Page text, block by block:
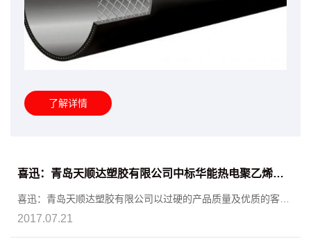
了解详情
喜迅：青岛天顺达塑胶有限公司中标华能热电聚乙烯外护管及电热熔套
喜迅：青岛天顺达塑胶有限公司以过硬的产品质量及优质的客户
服务=
2017.07.21